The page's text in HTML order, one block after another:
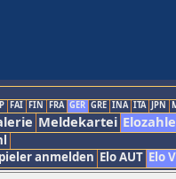
FAI FIN FRA GER GRE INA ITA JPN
Meldekartei
anmelden Elo AUT Elo